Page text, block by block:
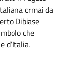
ormai da
Dibiase
che
d’Italia.